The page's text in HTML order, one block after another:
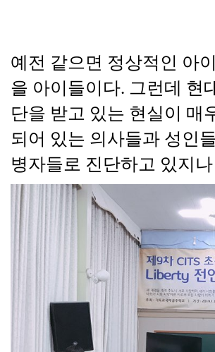
예전 같으면 정상적인 아
을 아이들이다. 그런데 현
단을 받고 있는 현실이 매
되어 있는 의사들과 성인
병자들로 진단하고 있지